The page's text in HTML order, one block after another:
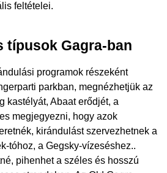
feltételei.
típusok Gagra-ban
programok részeként
parkban, megnézhetjük az
kastélyát, Abaat erődjét, a
megjegyezni, hogy azok
kirándulást szervezhetnek a
tóhoz, a Gegsky-vízeséshez..
pihenhet a széles és hosszú